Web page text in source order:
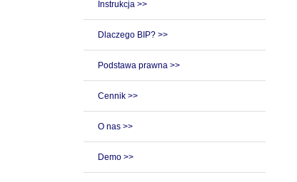
Instrukcja >>
Dlaczego BIP? >>
Podstawa prawna >>
Cennik >>
O nas >>
Demo >>